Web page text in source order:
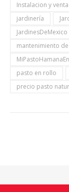
Instalacion y
jardinería
JardinesDeMexico
mantenimiento
pasto en rollo
precio pasto